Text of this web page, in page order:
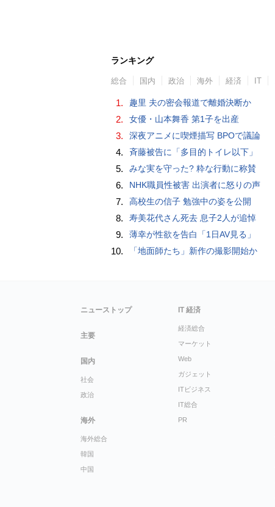
ランキング
総合 国内 政治 海外 経済 IT
1. 趣里 夫の密会報道で離婚決断か
2. 女優・山本舞香 第1子を出産
3. 深夜アニメに喫煙描写 BPOで議論
4. 斉藤被告に「多目的トイレ以下」
5. みな実を守った? 粋な行動に称賛
6. NHK職員性被害 出演者に怒りの声
7. 高校生の信子 勉強中の姿を公開
8. 寿美花代さん死去 息子2人が追悼
9. 薄幸が性欲を告白「1日AV見る」
10. 「地面師たち」新作の撮影開始か
ニューストップ
主要
国内
社会
政治
海外
海外総合
韓国
中国
IT 経済
経済総合
マーケット
Web
ガジェット
ITビジネス
IT総合
PR